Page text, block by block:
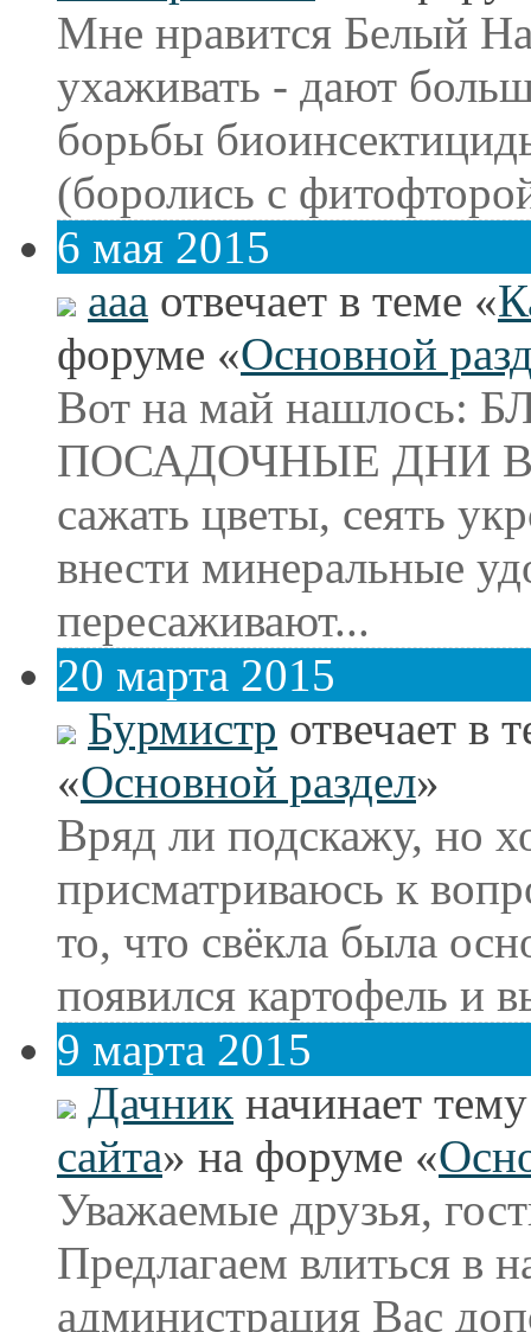
Мне нравится Белый
ухаживать - дают
борьбы
(боролись с
6 мая 2015
aaa отвечает в теме «
форуме «Основной
Вот на май
ПОСАДОЧНЫЕ ДНИ В
сажать цветы, сеять
внести минеральные
пересаживают...
20 марта 2015
Бурмистр отвечает в
«Основной раздел»
Вряд ли подскажу, но
присматриваюсь к
то, что свёкла была
появился картофель и
9 марта 2015
Дачник начинает
сайта» на форуме «
Уважаемые друзья,
Предлагаем влиться в
администрация Вас